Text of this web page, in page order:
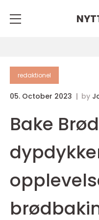
redaktionel
05. October 2023 by
Bake